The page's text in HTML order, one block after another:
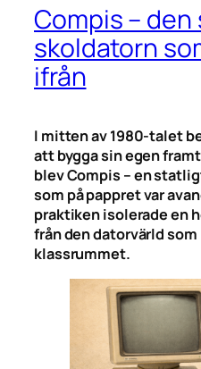
Compis – den
skoldatorn
ifrån
I mitten av 1980-talet
att bygga sin egen
blev Compis – en
som på pappret var
praktiken isolerade en
från den datorvärld
klassrummet.